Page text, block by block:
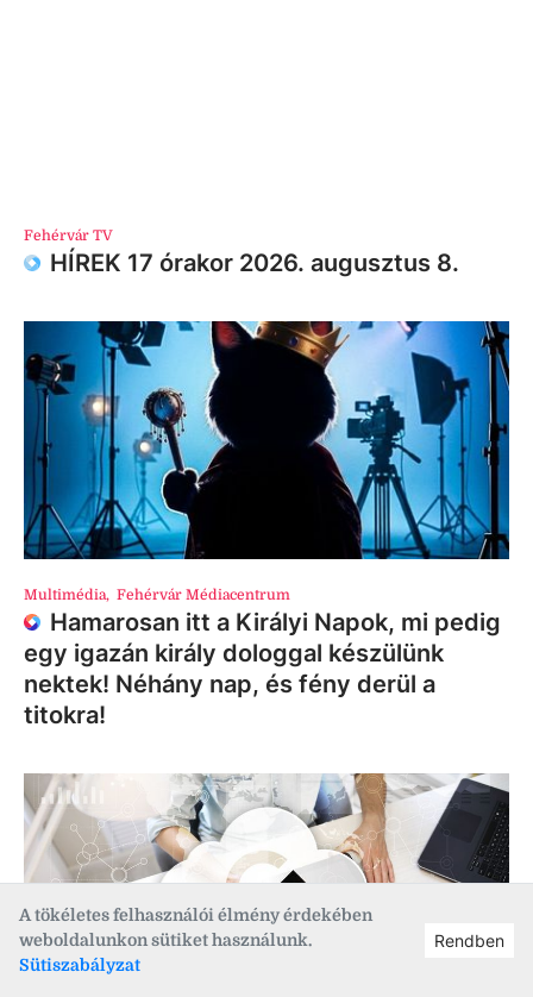
A tökéletes felhasználói élmény érdekében
weboldalunkon sütiket használunk.
Sütiszabályzat
Rendben
Fehérvár TV
HÍREK 17 órakor 2026. augusztus 8.
Multimédia, Fehérvár Médiacentrum
Hamarosan itt a Királyi Napok, mi pedig
egy igazán király dologgal készülünk
nektek! Néhány nap, és fény derül a
titokra!